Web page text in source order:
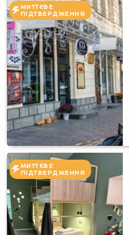
МИТТЄВЕ
ПІДТВЕРДЖЕННЯ
МИТТЄВЕ
ПІДТВЕРДЖЕННЯ